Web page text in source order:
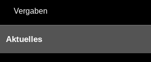
Vergaben
Aktuelles